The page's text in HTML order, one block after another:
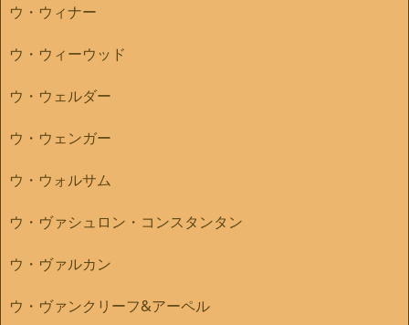
ウ・ウィナー
ウ・ウィーウッド
ウ・ウェルダー
ウ・ウェンガー
ウ・ウォルサム
ウ・ヴァシュロン・コンスタンタン
ウ・ヴァルカン
ウ・ヴァンクリーフ&アーペル